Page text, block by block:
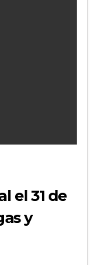
el 31 de
y